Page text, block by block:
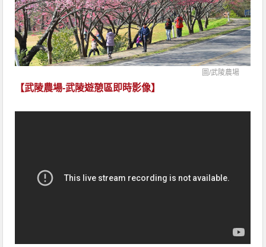
圖/武陵農場
【武陵農場-武陵遊憩區即時影像】